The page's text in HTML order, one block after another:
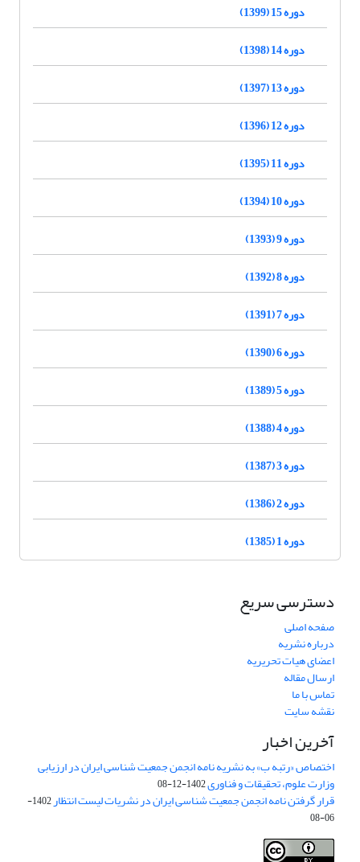
دوره 15 (1399)
دوره 14 (1398)
دوره 13 (1397)
دوره 12 (1396)
دوره 11 (1395)
دوره 10 (1394)
دوره 9 (1393)
دوره 8 (1392)
دوره 7 (1391)
دوره 6 (1390)
دوره 5 (1389)
دوره 4 (1388)
دوره 3 (1387)
دوره 2 (1386)
دوره 1 (1385)
دسترسی سریع
صفحه اصلی
درباره نشریه
اعضای هیات تحریریه
ارسال مقاله
تماس با ما
نقشه سایت
آخرین اخبار
اختصاص «رتبه ب» به نشریه نامه انجمن جمعیت شناسی ایران در ارزیابی
وزارت علوم، تحقیقات و فناوری1402-12-08
قرار گرفتن نامه انجمن جمعیت شناسی ایران در نشریات لیست انتظار
1402-
06-08